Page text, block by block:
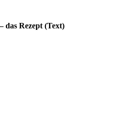
das Rezept (Text)